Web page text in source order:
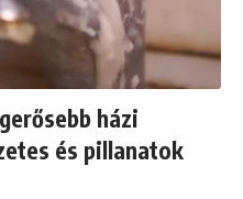
házi
és pillanatok